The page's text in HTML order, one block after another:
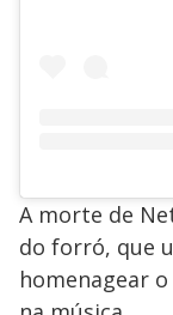
A morte de
do forró, que
homenagear